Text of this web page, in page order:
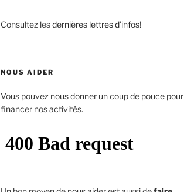
Consultez lesdernières lettres d’infos!
NOUS AIDER
Vous pouvez nous donner un coup de pouce pour
financer nos activités.